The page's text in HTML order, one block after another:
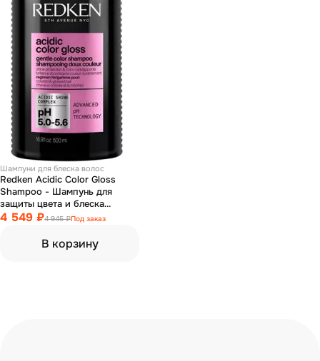
Шампуни для блеска волос
Redken Acidic Color Gloss
Shampoo - Шампунь для
защиты цвета и блеска
окрашенных волос 500 мл
4 549 ₽4 945 ₽Под заказ
В корзину